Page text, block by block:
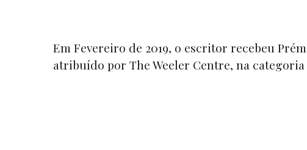
Em Fevereiro de 2019, o escritor recebeu
atribuído por The Weeler Centre, na